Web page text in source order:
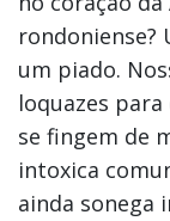
rondoniense?
um piado.
loquazes
se fingem de
intoxica
ainda sonega